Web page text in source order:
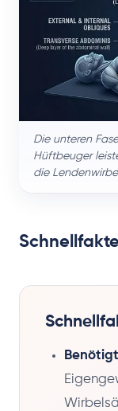
Die unteren
Hüftbeuger
die